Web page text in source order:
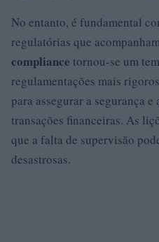
No entanto, é fundamental
regulatórias que
compliance tornou-se um
regulamentações mais
para assegurar a segurança
transações financeiras. As
que a falta de supervisão
desastrosas.